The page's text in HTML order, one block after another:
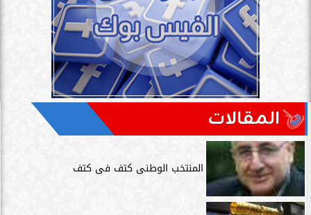
المقالات
المنتخب الوطنى كتف فى كتف